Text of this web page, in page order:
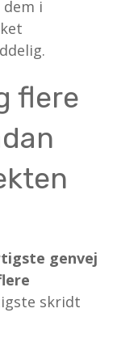
i
flere
genvej
skridt